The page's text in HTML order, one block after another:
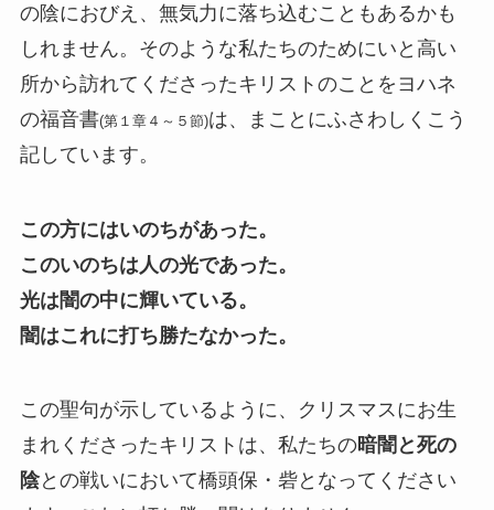
の陰におびえ、無気力に落ち込むこともあるかも
しれません。そのような私たちのためにいと高い
所から訪れてくださったキリストのことをヨハネ
の福音書(第１章４～５節)は、まことにふさわしくこう
記しています。
この方にはいのちがあった。
このいのちは人の光であった。
光は闇の中に輝いている。
闇はこれに打ち勝たなかった。
この聖句が示しているように、クリスマスにお生
まれくださったキリストは、私たちの暗闇と死の
陰との戦いにおいて橋頭保・砦となってください